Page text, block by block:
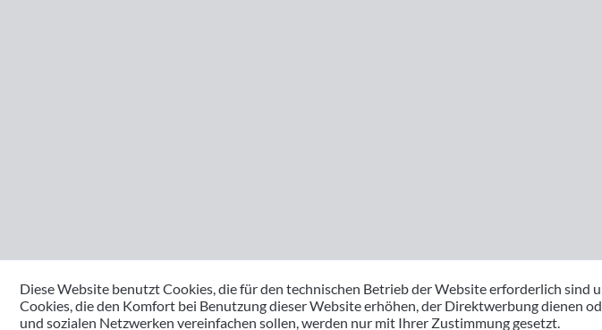
Diese Website benutzt Cookies, die für den technischen Betrieb der Website erforderlich sind
Cookies, die den Komfort bei Benutzung dieser Website erhöhen, der Direktwerbung dienen
und sozialen Netzwerken vereinfachen sollen, werden nur mit Ihrer Zustimmung gesetzt.